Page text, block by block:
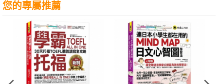
您的專屬推薦